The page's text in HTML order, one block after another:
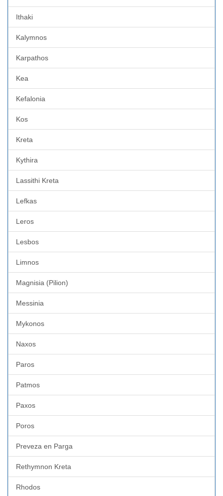
Ithaki
Kalymnos
Karpathos
Kea
Kefalonia
Kos
Kreta
Kythira
Lassithi Kreta
Lefkas
Leros
Lesbos
Limnos
Magnisia (Pilion)
Messinia
Mykonos
Naxos
Paros
Patmos
Paxos
Poros
Preveza en Parga
Rethymnon Kreta
Rhodos